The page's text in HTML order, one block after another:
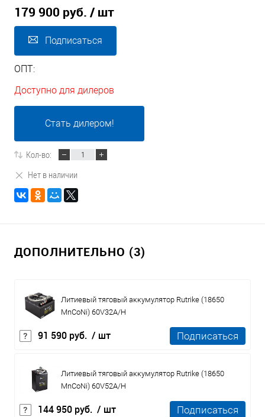
179 900 руб. / шт
Подписаться
ОПТ:
Доступно для дилеров
Стать дилером!
Кол-во:
Нет в наличии
ДОПОЛНИТЕЛЬНО (3)
Литиевый тяговый аккумулятор Rutrike (18650
MnCoNi) 60V32A/H
91 590 руб. / шт Подписаться
Литиевый тяговый аккумулятор Rutrike (18650
MnCoNi) 60V52A/H
144 950 руб. / шт Подписаться